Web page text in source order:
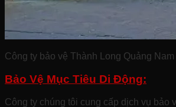
Công ty bảo vệ Thành Long Quảng Nam
Bảo Vệ Mục Tiêu Di Động:
Công ty chúng tôi cung cấp dịch vụ bảo